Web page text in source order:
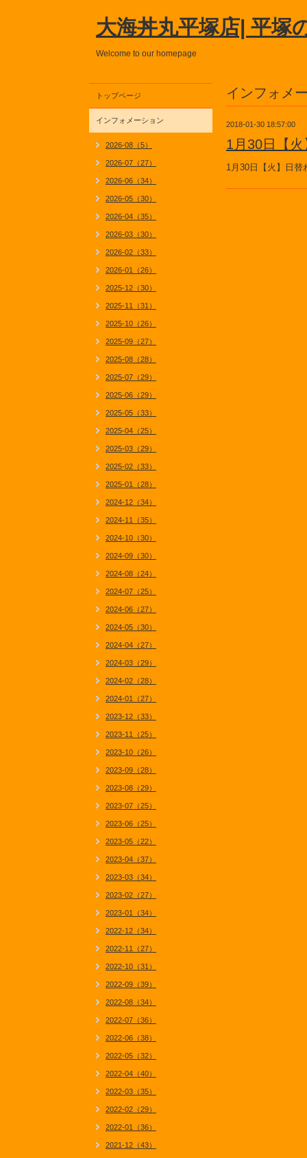
大海丼丸平塚店| 平塚
Welcome to our homepage
インフォメ
2018-01-30 18:57:00
1月30日【
1月30日【火】日替
トップページ
インフォメーション
2026-08（5）
2026-07（27）
2026-06（34）
2026-05（30）
2026-04（35）
2026-03（30）
2026-02（33）
2026-01（26）
2025-12（30）
2025-11（31）
2025-10（26）
2025-09（27）
2025-08（28）
2025-07（29）
2025-06（29）
2025-05（33）
2025-04（25）
2025-03（29）
2025-02（33）
2025-01（28）
2024-12（34）
2024-11（35）
2024-10（30）
2024-09（30）
2024-08（24）
2024-07（25）
2024-06（27）
2024-05（30）
2024-04（27）
2024-03（29）
2024-02（28）
2024-01（27）
2023-12（33）
2023-11（25）
2023-10（26）
2023-09（28）
2023-08（29）
2023-07（25）
2023-06（25）
2023-05（22）
2023-04（37）
2023-03（34）
2023-02（27）
2023-01（34）
2022-12（34）
2022-11（27）
2022-10（31）
2022-09（39）
2022-08（34）
2022-07（36）
2022-06（38）
2022-05（32）
2022-04（40）
2022-03（35）
2022-02（29）
2022-01（36）
2021-12（43）